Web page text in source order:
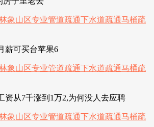
薪可买台苹果6
资从7千涨到1万2,为何没人去应聘